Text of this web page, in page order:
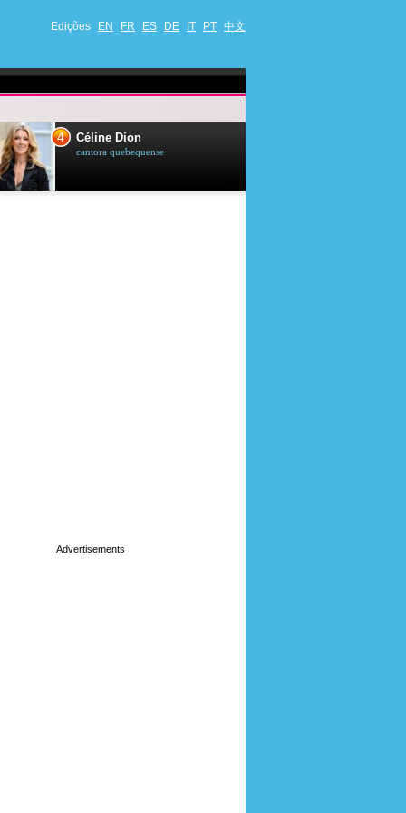
Edições EN FR ES DE IT PT 中文
4 Céline Dion
cantora quebequense